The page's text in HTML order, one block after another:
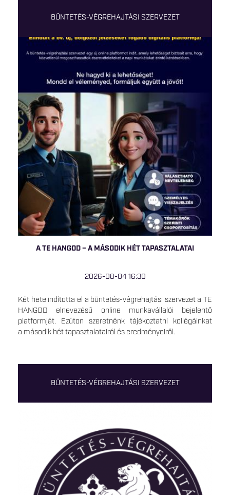
BÜNTETÉS-VÉGREHAJTÁSI SZERVEZET
A TE HANGOD – A MÁSODIK HÉT TAPASZTALATAI
2026-08-04 16:30
Két hete indította el a büntetés-végrehajtási szervezet a TE
HANGOD elnevezésű online munkavállalói bejelentő
platformját. Ezúton szeretnénk tájékoztatni kollégáinkat
a második hét tapasztalatairól és eredményeiről.
BÜNTETÉS-VÉGREHAJTÁSI SZERVEZET